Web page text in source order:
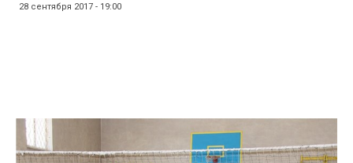
28 сентября 2017 - 19:00